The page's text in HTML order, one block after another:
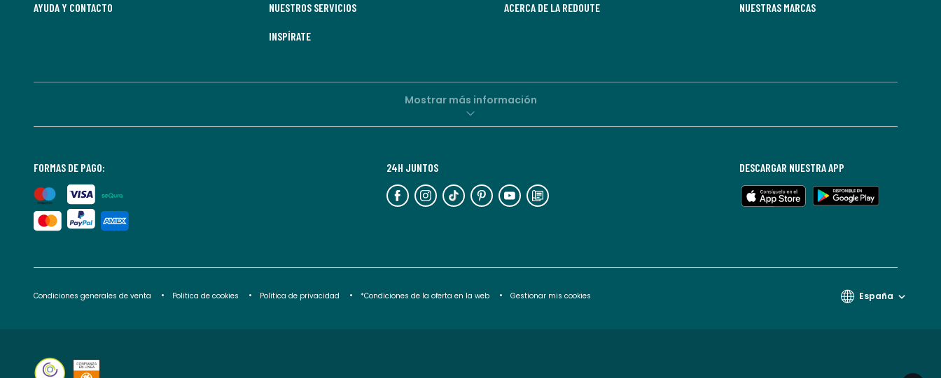
comunicaciones
parte
de
La
de
baja
momento.
más
AYUDA Y CONTACTO NUESTROS SERVICIOS
INSPÍRATE
ACERCA DE LA REDOUTE NUESTRAS MARCAS
Mostrar más información
FORMAS DE PAGO: 24H JUNTOS DESCARGAR NUESTRA APP
Condiciones generales de venta Politica de cookies Politica de privacidad *Condiciones de la oferta en la web Gestionar mis cookies España